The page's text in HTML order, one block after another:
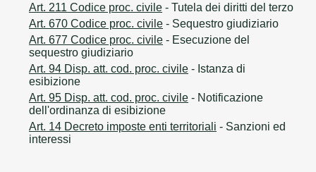
Art. 211 Codice proc. civile - Tutela dei diritti del terzo
Art. 670 Codice proc. civile - Sequestro giudiziario
Art. 677 Codice proc. civile - Esecuzione del
sequestro giudiziario
Art. 94 Disp. att. cod. proc. civile - Istanza di
esibizione
Art. 95 Disp. att. cod. proc. civile - Notificazione
dell'ordinanza di esibizione
Art. 14 Decreto imposte enti territoriali - Sanzioni ed
interessi